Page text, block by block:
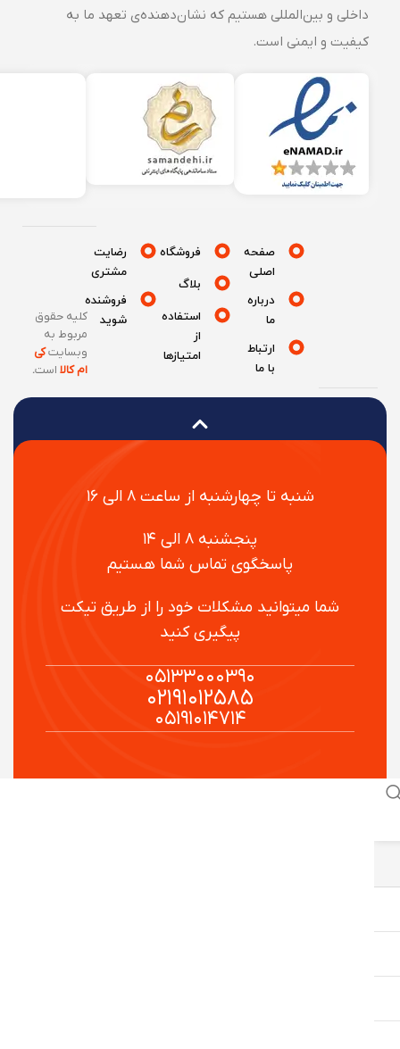
داخلی و بین‌المللی هستیم که نشان‌دهنده‌ی تعهد ما به
کیفیت و ایمنی است.
شنبه تا چهارشنبه از ساعت ۸ الی ۱۶
پنجشنبه ۸ الی ۱۴
پاسخگوی تماس شما هستیم
شما میتوانید مشکلات خود را از طریق تیکت
پیگیری کنید
۰۵۱۳۳۰۰۰۳۹۰
۰۲۱۹۱۰۱۲۵۸۵
۰۵۱۹۱۰۱۴۷۱۴
صفحه
درباره
ارتباط
فروشگاه
بلاگ
استفاده
امتیازها
رضایت
مشتری
فروشنده
شوید
کلیه حقوق
مربوط به
وبسایتکی
ام کالااست.